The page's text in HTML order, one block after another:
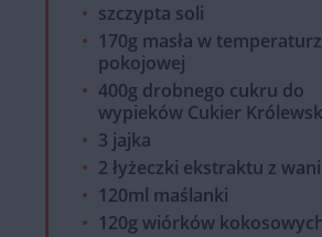
szczypta soli
170g masła w
pokojowej
400g drobnego cukru do
wypieków Cukier
3 jajka
2 łyżeczki ekstraktu z
120ml maślanki
120g wiórków